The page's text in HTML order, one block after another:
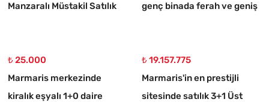
Manzaralı Müstakil Satılık
genç binada ferah ve geniş
₺ 25.000
Marmaris merkezinde
kiralık eşyalı 1+0 daire
₺ 19.157.775
Marmaris'in en prestijli
sitesinde satılık 3+1 Üst